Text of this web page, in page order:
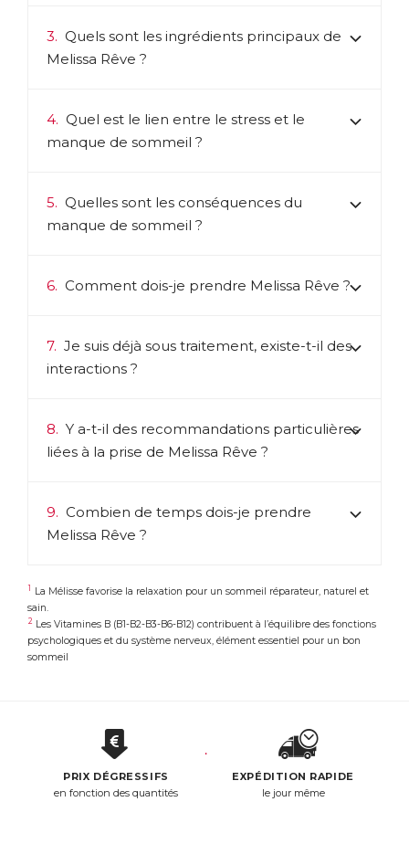
3. Quels sont les ingrédients principaux de
Melissa Rêve ?
4. Quel est le lien entre le stress et le
manque de sommeil ?
5. Quelles sont les conséquences du
manque de sommeil ?
6. Comment dois-je prendre Melissa Rêve ?
7. Je suis déjà sous traitement, existe-t-il des
interactions ?
8. Y a-t-il des recommandations particulières
liées à la prise de Melissa Rêve ?
9. Combien de temps dois-je prendre
Melissa Rêve ?
1
La Mélisse favorise la relaxation pour un sommeil réparateur, naturel et
sain.
2 Les Vitamines B (B1-B2-B3-B6-B12) contribuent à l’équilibre des fonctions
psychologiques et du système nerveux, élément essentiel pour un bon
sommeil
PRIX DÉGRESSIFS
en fonction des quantités
EXPÉDITION RAPIDE
le jour même